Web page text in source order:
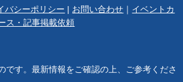
バシーポリシー | お問い合わせ ｜ イベントカ
ス・記事掲載依頼
です。最新情報をご確認の上、ご参考くださ